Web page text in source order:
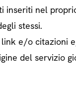
nel
stessi.
e/o citazioni
del servizio